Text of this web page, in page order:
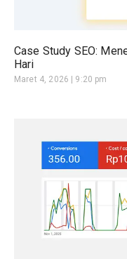
Case Study SEO:
Hari
Maret 4, 2026 9:20 pm